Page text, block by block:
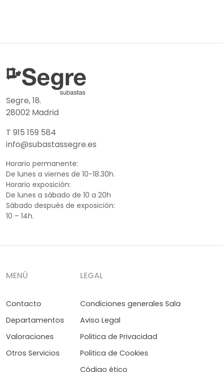
Segre, 18.
28002 Madrid
T 915 159 584
info@subastassegre.es
Horario permanente:
De lunes a viernes de 10-18.30h.
Horario exposición:
De lunes a sábado de 10 a 20h
Sábado después de exposición:
10 – 14h.
MENÚ
Contacto
Departamentos
Valoraciones
Otros Servicios
LEGAL
Condiciones generales Sala
Aviso Legal
Politica de Privacidad
Politica de Cookies
Código ético